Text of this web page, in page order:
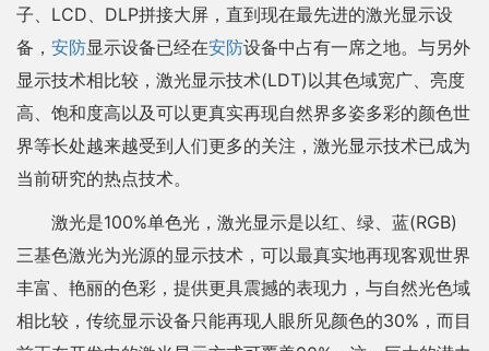
子、LCD、DLP拼接大屏，直到现在最先进的激光显示设
备， 安防显示设备已经在安防设备中占有一席之地。与另外
显示技术相比较，激光显示技术(LDT)以其色域宽广、亮度
高、饱和度高以及可以更真实再现自然界多姿多彩的颜色世
界等长处越来越受到人们更多的关注，激光显示技术已成为
当前研究的热点技术。
激光是100%单色光，激光显示是以红、绿、蓝(RGB)
三基色激光为光源的显示技术，可以最真实地再现客观世界
丰富、艳丽的色彩，提供更具震撼的表现力，与自然光色域
相比较，传统显示设备只能再现人眼所见颜色的30%，而目